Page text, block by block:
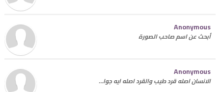
Anonymous
أبحث عن اسم صاحب الصورة
Anonymous
الانسان اصله قرد طيب والقرد اصله ايه جوا…